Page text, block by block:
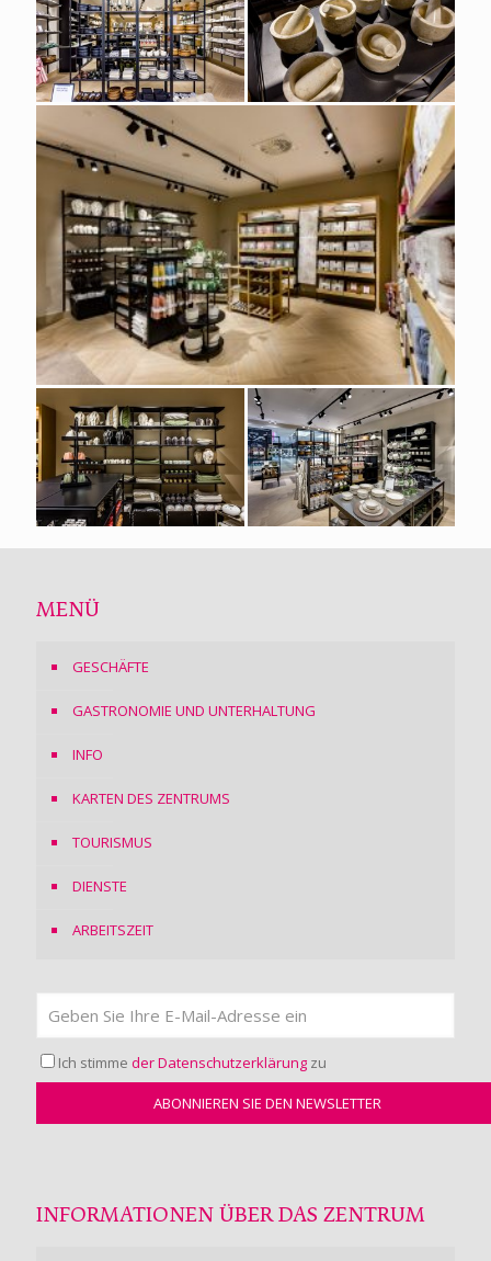
MENÜ
GESCHÄFTE
GASTRONOMIE UND UNTERHALTUNG
INFO
KARTEN DES ZENTRUMS
TOURISMUS
DIENSTE
ARBEITSZEIT
Ich stimme der Datenschutzerklärung zu
INFORMATIONEN ÜBER DAS ZENTRUM